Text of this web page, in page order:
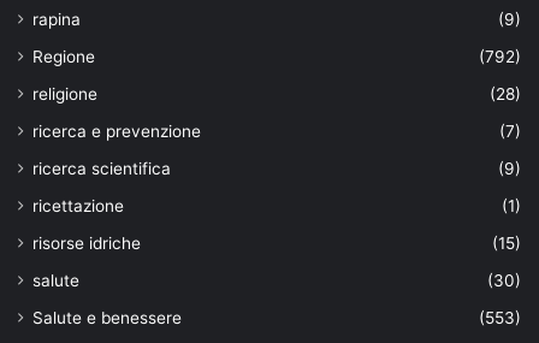
rapina
(9)
Regione
(792)
religione
(28)
ricerca e prevenzione
(7)
ricerca scientifica
(9)
ricettazione
(1)
risorse idriche
(15)
salute
(30)
Salute e benessere
(553)